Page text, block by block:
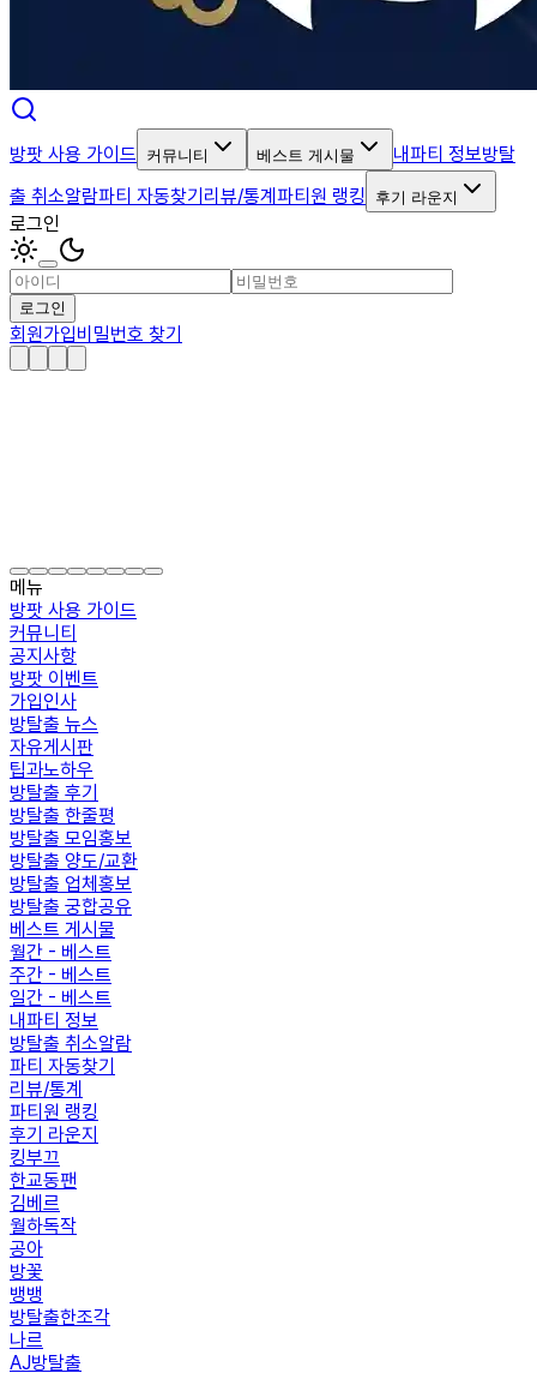
방팟 사용 가이드 커뮤니티 베스트 게시물 내파티 정보방탈
출 취소알람파티 자동찾기리뷰/통계파티원 랭킹 후기 라운지
로그인
로그인
회원가입비밀번호 찾기
메뉴
방팟 사용 가이드
커뮤니티
공지사항
방팟 이벤트
가입인사
방탈출 뉴스
자유게시판
팁과노하우
방탈출 후기
방탈출 한줄평
방탈출 모임홍보
방탈출 양도/교환
방탈출 업체홍보
방탈출 궁합공유
베스트 게시물
월간 - 베스트
주간 - 베스트
일간 - 베스트
내파티 정보
방탈출 취소알람
파티 자동찾기
리뷰/통계
파티원 랭킹
후기 라운지
킹부끄
한교동팬
김베르
월하독작
공아
방꽃
뱅뱅
방탈출한조각
나르
AJ방탈출